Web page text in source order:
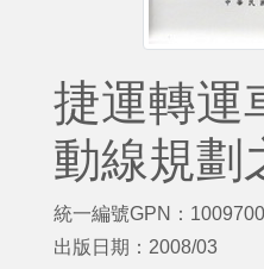
捷運轉運
動線規劃
統一編號GPN：
出版日期：2008/03